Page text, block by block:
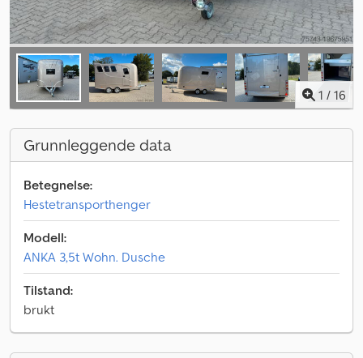
1 / 16
Grunnleggende data
Betegnelse:
Hestetransporthenger
Modell:
ANKA 3,5t Wohn. Dusche
Tilstand:
brukt